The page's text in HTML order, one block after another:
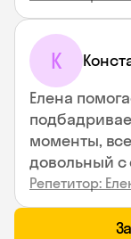
К
Елена
моменты,
довольный с
Репетитор: